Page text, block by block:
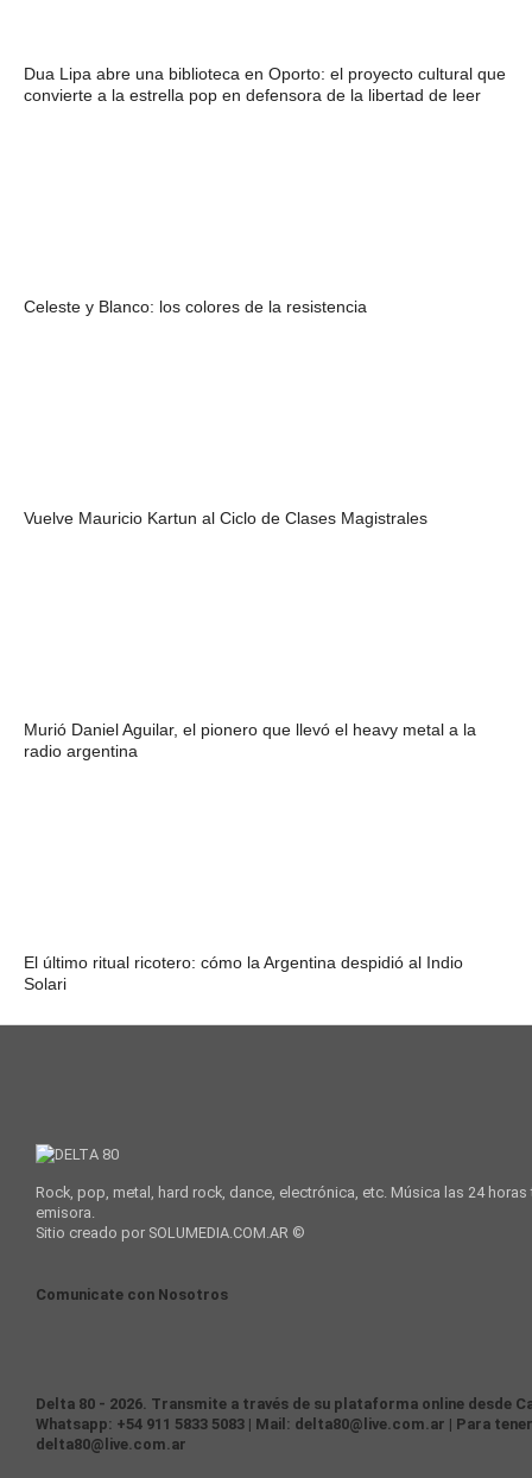
Dua Lipa abre una biblioteca en Oporto: el proyecto cultural que
convierte a la estrella pop en defensora de la libertad de leer
Celeste y Blanco: los colores de la resistencia
Vuelve Mauricio Kartun al Ciclo de Clases Magistrales
Murió Daniel Aguilar, el pionero que llevó el heavy metal a la
radio argentina
El último ritual ricotero: cómo la Argentina despidió al Indio
Solari
Rock, pop, metal, hard rock, dance, electrónica, etc. Música las 24
emisora.
Sitio creado por SOLUMEDIA.COM.AR ©
Comunicate con Nosotros
Delta 80 - 2026. Transmite a través de su plataforma online desde
Whatsapp: +54 911 5833 5083 | Mail: delta80@live.com.ar | Para
delta80@live.com.ar